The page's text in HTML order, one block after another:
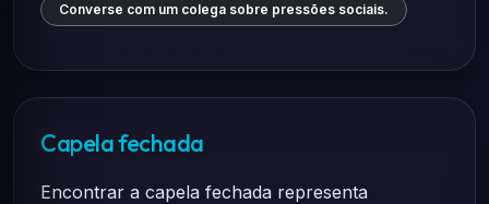
Converse com um colega sobre pressões sociais.
Capela fechada
Encontrar a capela fechada representa